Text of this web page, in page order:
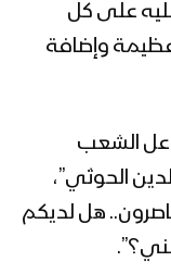
على كل
عظيمة وإضافة
الشعب
الحوثي”،
هل لديكم